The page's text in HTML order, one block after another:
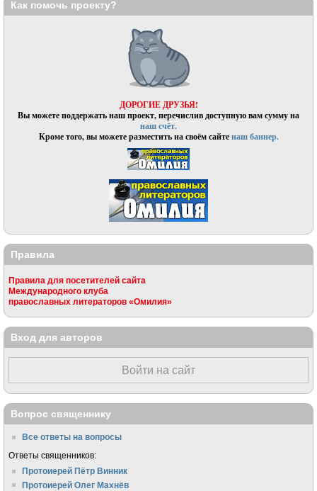
Как помочь проекту?
ДОРОГИЕ ДРУЗЬЯ!
Вы можете поддержать наш проект, перечислив доступную вам сумму на
наш счёт.
Кроме того, вы можете разместить на своём сайтенаш баннер.
Правила
Правила для посетителей сайта
Международного клуба
православных литераторов «Омилия»
Вход для авторов
Войти на сайт
Вопрос священнику
Все ответы на вопросы
Ответы священников:
Протоиерей Пётр Винник
Протоиерей Олег Махнёв